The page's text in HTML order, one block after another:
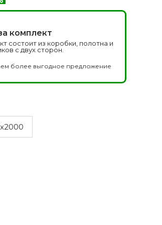
1640 моделей
комплект
состоит из коробки, полотна и
с двух сторон.
более выгодное предложение